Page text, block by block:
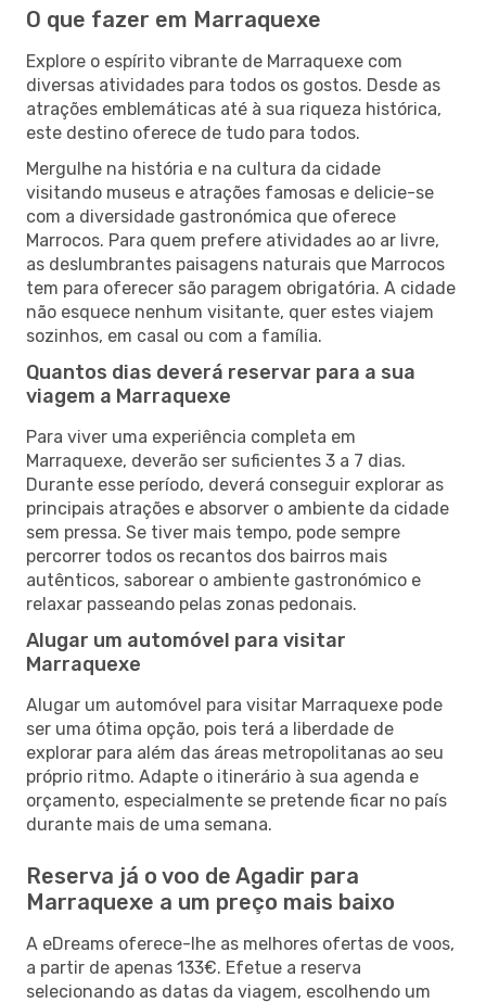
O que fazer em Marraquexe
Explore o espírito vibrante de Marraquexe com
diversas atividades para todos os gostos. Desde as
atrações emblemáticas até à sua riqueza histórica,
este destino oferece de tudo para todos.
Mergulhe na história e na cultura da cidade
visitando museus e atrações famosas e delicie-se
com a diversidade gastronómica que oferece
Marrocos. Para quem prefere atividades ao ar livre,
as deslumbrantes paisagens naturais que Marrocos
tem para oferecer são paragem obrigatória. A cidade
não esquece nenhum visitante, quer estes viajem
sozinhos, em casal ou com a família.
Quantos dias deverá reservar para a sua
viagem a Marraquexe
Para viver uma experiência completa em
Marraquexe, deverão ser suficientes 3 a 7 dias.
Durante esse período, deverá conseguir explorar as
principais atrações e absorver o ambiente da cidade
sem pressa. Se tiver mais tempo, pode sempre
percorrer todos os recantos dos bairros mais
autênticos, saborear o ambiente gastronómico e
relaxar passeando pelas zonas pedonais.
Alugar um automóvel para visitar
Marraquexe
Alugar um automóvel para visitar Marraquexe pode
ser uma ótima opção, pois terá a liberdade de
explorar para além das áreas metropolitanas ao seu
próprio ritmo. Adapte o itinerário à sua agenda e
orçamento, especialmente se pretende ficar no país
durante mais de uma semana.
Reserva já o voo de Agadir para
Marraquexe a um preço mais baixo
A eDreams oferece-lhe as melhores ofertas de voos,
a partir de apenas 133€. Efetue a reserva
selecionando as datas da viagem, escolhendo um